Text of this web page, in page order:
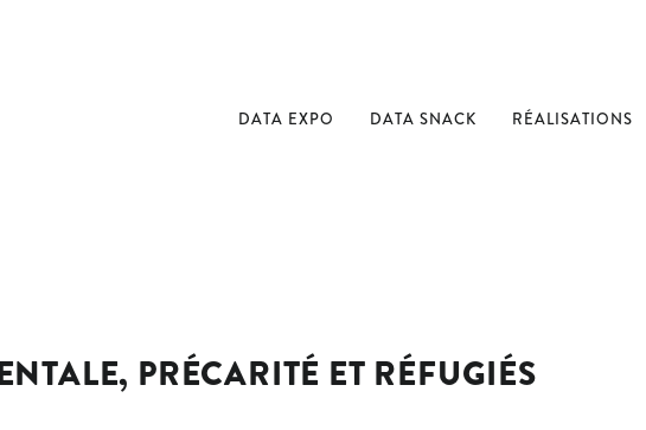
DATA EXPO DATA SNACK RÉALISATIONS
PRÉCARITÉ ET RÉFUGIÉS